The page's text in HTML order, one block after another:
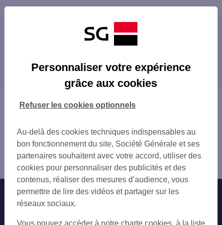
Les distributeurs/automates à proximité
ANDRESY BORD DE SEINE
CERGY GRAND CENTRE
CERGY SAINT CHRISTOPHE
TRIEL SUR SEINE 159 RUE PAUL DOUMER
ERAGNY
CERGY LE HAUT
COURDIMANCHE LOUVIERE
CERGY 35 BD DE L EVASION
CONFLANS STE HONORINE 221 B AV DU M
HOPITAL DE PONTOISE
proximité
ANDRÉSY
TRIEL-SUR-SEINE
ÉRAGNY
CERGY
PONTOISE
OSNY
ACHÈRES
SAINT-OUEN-L'AUMÔNE
VERNEUIL-SUR-SEINE
Vous êtes ici : Accueil
Jouy le Moutier
Distributeur/automate JOUY LE MOUTIER
Nos engagements Nous contacter
Autres sites SG
Personnaliser votre expérience
grâce aux cookies
Au-delà des cookies techniques indispensables au
bon fonctionnement du site, Société Générale et ses
partenaires souhaitent avec votre accord, utiliser des
cookies pour personnaliser des publicités et des
contenus, réaliser des mesures d’audience, vous
permettre de lire des vidéos et partager sur les
réseaux sociaux.
Vous pouvez accéder à notre charte cookies, à la liste
Refuser les cookies optionnels